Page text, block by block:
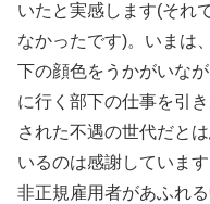
いたと実感します(それ
なかったです)。いまは
下の顔色をうかがいな
に行く部下の仕事を引
された不遇の世代だと
いるのは感謝していま
非正規雇用者があふれ